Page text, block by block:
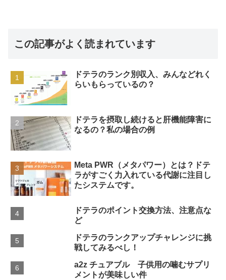
この記事がよく読まれています
ドテラのランク別収入、みんなどれく
らいもらっているの？
ドテラを摂取し続けると肝機能障害に
なるの？私の場合の例
Meta PWR（メタパワー）とは？ドテ
ラがすごく力入れている代謝に注目し
たシステムです。
ドテラのポイント交換方法、注意点な
ど
ドテラのランクアップチャレンジに挑
戦してみるべし！
a2z チュアブル 子供用の噛むサプリ
メントが美味しい件